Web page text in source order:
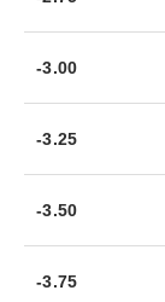
-3.00
-3.25
-3.50
-3.75